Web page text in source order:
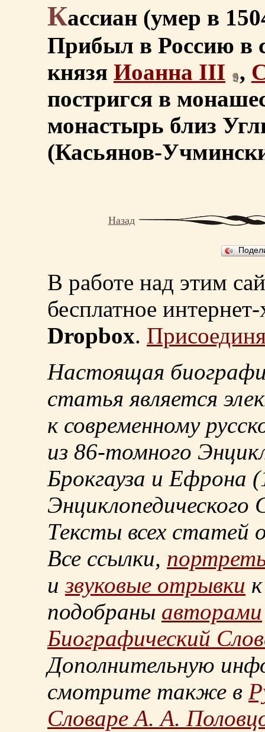
Кассиан (умер в
Прибыл в Россию в
князя Иоанна III ,
постригся в
монастырь близ
(Касьянов-
Назад
В работе над этим
бесплатное
Dropbox.
Настоящая
статья является
к современному
из 86-томного
Брокгауза и Ефрона
Энциклопедического
Тексты всех статей
Все ссылки,
извуковые отрывки
подобраны авторами
Биографический
Дополнительную
смотрите также в
Словаре А. А.